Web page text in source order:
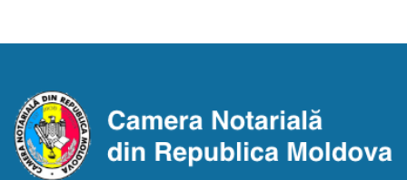
nu este cunoscută, despre deschiderea procedurii